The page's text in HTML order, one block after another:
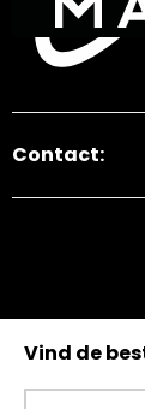
Contact:
Vind de